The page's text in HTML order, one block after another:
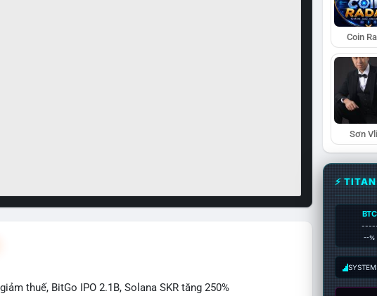
thuế, BitGo IPO 2.1B, Solana SKR tăng 250%
Coin
Sơn
⚡
BTC
--%